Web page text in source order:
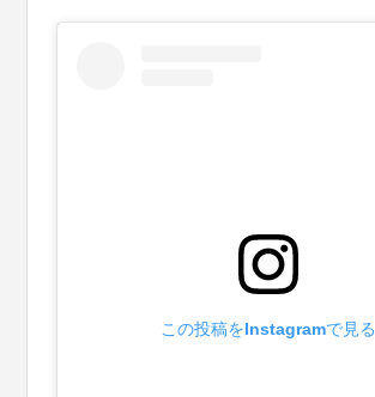
この投稿をInstagramで見る